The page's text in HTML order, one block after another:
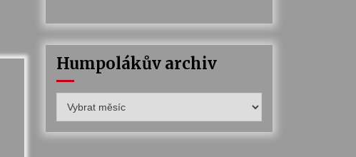
Humpolákův archiv
archiv